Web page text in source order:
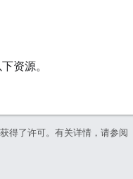
资源。
获得了许可。有关详情，请参阅